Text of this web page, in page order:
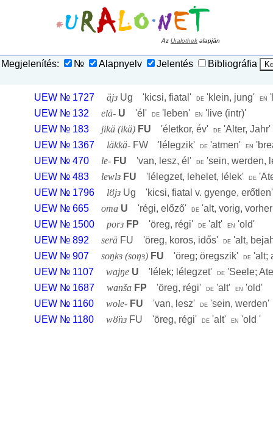
Az Uralothek alapján
Megjelenítés: № Alapnyelv Jelentés Bibliográfia
UEW № 1727 äjɜ Ug 'kicsi, fiatal ' de 'klein, jung' en '
UEW № 132
elä- U 'él ' de ' leben' en ' live (intr)'
UEW № 183
jikä (ikä) FU 'életkor, év' de 'Alter, Jahr
UEW № 1367
läkkä- FW ' lélegzik' de 'atmen' en '
UEW № 470
le- FU 'van, lesz, él ' de 'sein, werden,
UEW № 483
lewlɜ FU ' lélegzet, lehelet, lélek' de '
UEW № 1796
lȣjɜ Ug 'kicsi, fiatal v. gyenge, erőtlen
UEW № 665
oma U 'régi, előző' de 'alt, vorig,
UEW № 1500
porɜ FP 'öreg, régi' de 'alt' en 'old'
UEW № 892
serä FU 'öreg, koros, idős' de 'alt,
UEW № 907
soŋkɜ (soŋɜ) FU 'öreg; öregszik' de 'alt;
UEW № 1107
wajŋe U ' lélek; lélegzet' de 'Seele;
UEW № 1687
wanša FP 'öreg, régi' de 'alt' en 'old'
UEW № 1160
wole- FU 'van, lesz' de 'sein, werden
UEW № 1180
wȣ̈nɜ FU 'öreg, régi' de 'alt' en 'old '